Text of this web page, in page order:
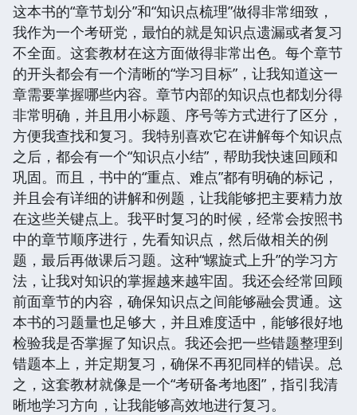
这本书的“章节划分”和“知识点梳理”做得非常细致，
我作为一个考研党，最怕的就是知识点遗漏或者复习
不全面。这套教材在这方面做得非常出色。每个章节
的开头都会有一个清晰的“学习目标”，让我知道这一
章需要掌握哪些内容。章节内部的知识点也都划分得
非常明确，并且用小标题、序号等方式进行了区分，
方便我查找和复习。我特别喜欢它在讲解每个知识点
之后，都会有一个“知识点小结”，帮助我快速回顾和
巩固。而且，书中的“重点、难点”都有明确的标记，
并且会有详细的讲解和例题，让我能够把主要精力放
在这些关键点上。我平时复习的时候，经常会按照书
中的章节顺序进行，先看知识点，然后做相关的例
题，最后再做课后习题。这种“螺旋式上升”的学习方
法，让我对知识的掌握越来越牢固。我还会经常回顾
前面章节的内容，确保知识点之间能够融会贯通。这
本书的习题量也足够大，并且难度适中，能够很好地
检验我是否掌握了知识点。我还会把一些错题整理到
错题本上，并定期复习，确保不再犯同样的错误。总
之，这套教材就像是一个“考研备考地图”，指引我清
晰地学习方向，让我能够高效地进行复习。